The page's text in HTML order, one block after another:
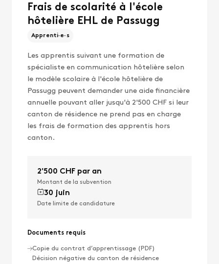
Frais de scolarité à l'école
hôtelière EHL de Passugg
Apprenti·e·s
Les apprentis suivant une formation de
spécialiste en communication hôtelière selon
le modèle scolaire à l'école hôtelière de
Passugg peuvent demander une aide financière
annuelle pouvant aller jusqu'à 2'500 CHF si leur
canton de résidence ne prend pas en charge
les frais de formation des apprentis hors
canton.
2'500 CHF par an
Montant de la subvention
30 juin
Date limite de candidature
Documents requis
Copie du contrat d’apprentissage (PDF)
Décision négative du canton de résidence